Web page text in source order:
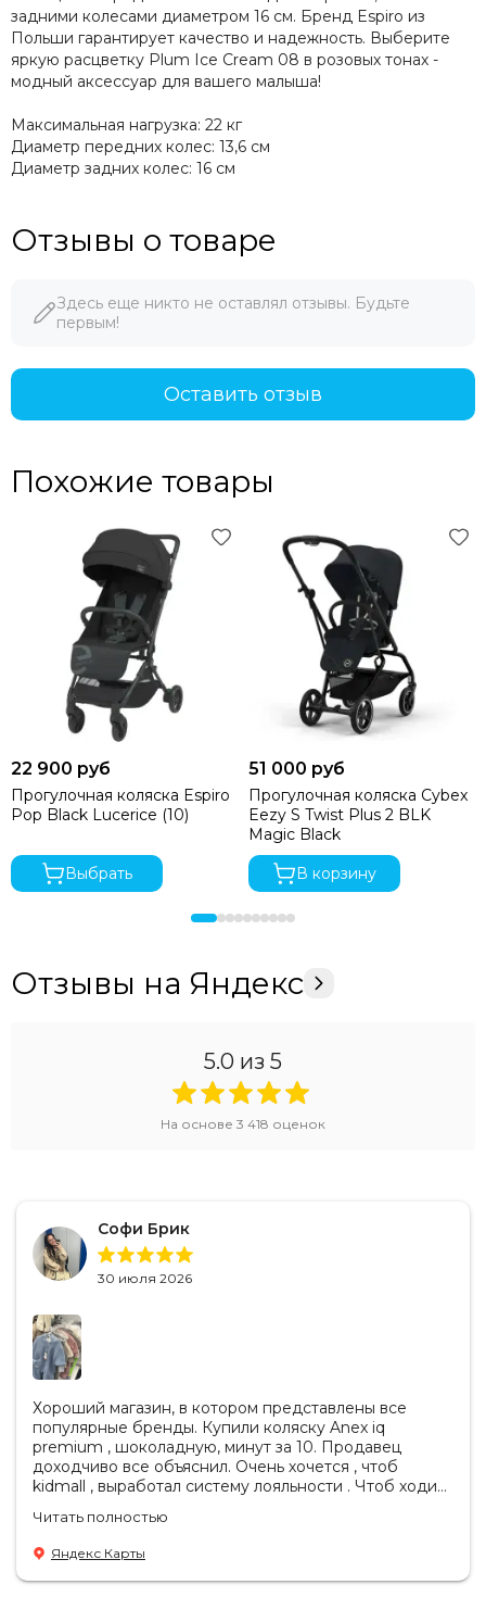
задними колесами диаметром 16 см. Бренд Espiro из
Польши гарантирует качество и надежность. Выберите
яркую расцветку Plum Ice Cream 08 в розовых тонах -
модный аксессуар для вашего малыша!
Максимальная нагрузка: 22 кг
Диаметр передних колес: 13,6 см
Диаметр задних колес: 16 см
Отзывы о товаре
Здесь еще никто не оставлял отзывы. Будьте
первым!
Оставить отзыв
Похожие товары
22 900 руб
Прогулочная коляска Espiro
Pop Black Lucerice (10)
Выбрать
51 000 руб
Прогулочная коляска Cybex
Eezy S Twist Plus 2 BLK
Magic Black
В корзину
Отзывы на Яндекс
5.0 из 5
На основе 3 418 оценок
Софи Брик
30 июля 2026
Хороший магазин, в котором представлены все
популярные бренды. Купили коляску Anex iq
premium , шоколадную, минут за 10. Продавец
доходчиво все объяснил. Очень хочется , чтоб
kidmall , выработал систему лояльности . Чтоб ходить
Читать полностью
Яндекс Карты